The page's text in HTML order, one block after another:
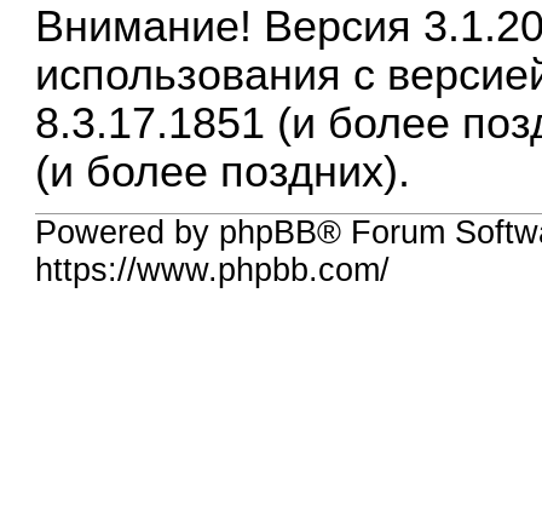
Внимание! Версия
использования с
8.3.17.1851 (и более
(и более поздних).
Powered by phpBB® Forum
https://www.phpbb.com/